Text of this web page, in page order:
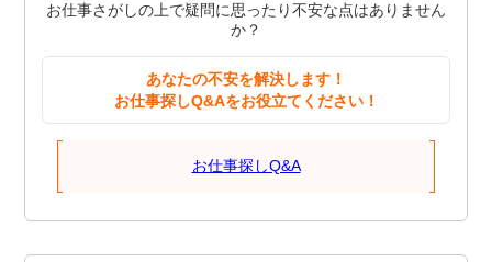
お仕事さがしの上で疑問に思ったり不安な点はありません
か？
あなたの不安を解決します！
お仕事探しQ&Aをお役立てください！
お仕事探しQ&A